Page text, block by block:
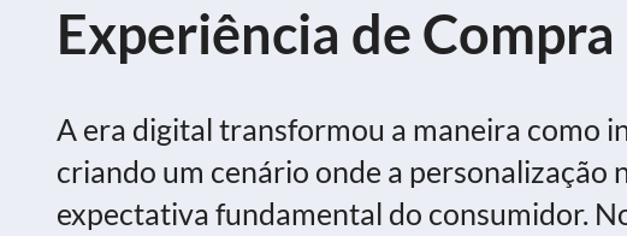
Experiência de Compra
A era digital transformou a maneira como
criando um cenário onde a personalização
expectativa fundamental do consumidor.